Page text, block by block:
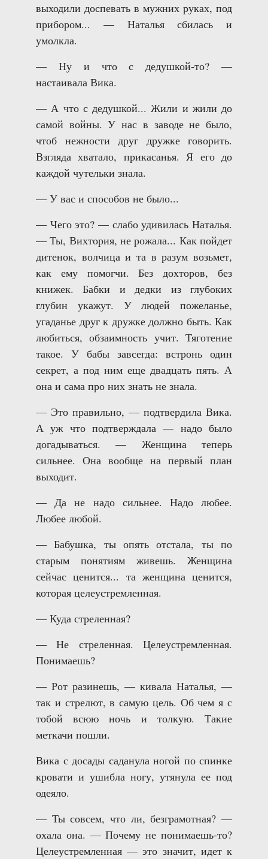
выходили доспевать в мужних руках, под
прибором... — Наталья сбилась и
умолкла.
— Ну и что с дедушкой-то? —
настаивала Вика.
— А что с дедушкой... Жили и жили до
самой войны. У нас в заводе не было,
чтоб нежности друг дружке говорить.
Взгляда хватало, прикасанья. Я его до
каждой чутельки знала.
— У вас и способов не было...
— Чего это? — слабо удивилась Наталья.
— Ты, Вихтория, не рожала... Как пойдет
дитенок, волчица и та в разум возьмет,
как ему помогчи. Без дохторов, без
книжек. Бабки и дедки из глубоких
глубин укажут. У людей пожеланье,
угаданье друг к дружке должно быть. Как
любиться, обзаимность учит. Тяготение
такое. У бабы завсегда: встронь один
секрет, а под ним еще двадцать пять. А
она и сама про них знать не знала.
— Это правильно, — подтвердила Вика.
А уж что подтверждала — надо было
догадываться. — Женщина теперь
сильнее. Она вообще на первый план
выходит.
— Да не надо сильнее. Надо любее.
Любее любой.
— Бабушка, ты опять отстала, ты по
старым понятиям живешь. Женщина
сейчас ценится... та женщина ценится,
которая целеустремленная.
— Куда стреленная?
— Не стреленная. Целеустремленная.
Понимаешь?
— Рот разинешь, — кивала Наталья, —
так и стрелют, в самую цель. Об чем я с
тобой всюю ночь и толкую. Такие
меткачи пошли.
Вика с досады саданула ногой по спинке
кровати и ушибла ногу, утянула ее под
одеяло.
— Ты совсем, что ли, безграмотная? —
охала она. — Почему не понимаешь-то?
Целеустремленная — это значит, идет к